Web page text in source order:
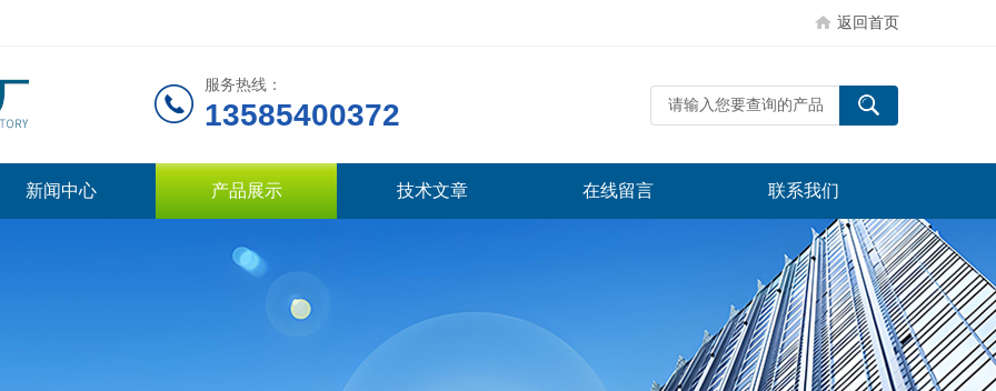
返回首页
服务热线：
13585400372
新闻中心 产品展示 技术文章 在线留言 联系我们